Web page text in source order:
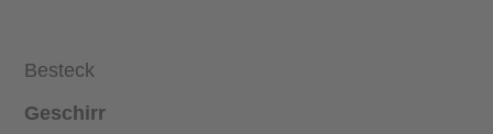
Besteck
Geschirr